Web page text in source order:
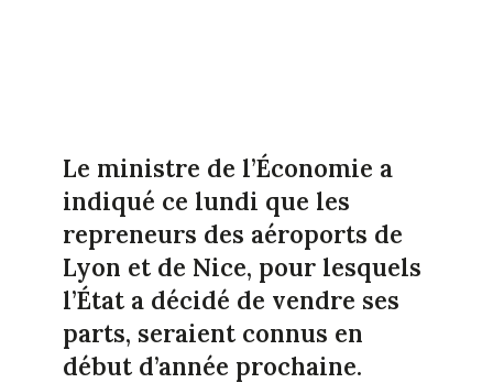
Le ministre de l’Économie a
indiqué ce lundi que les
repreneurs des aéroports de
Lyon et de Nice, pour lesquels
l’État a décidé de vendre ses
parts, seraient connus en
début d’année prochaine.